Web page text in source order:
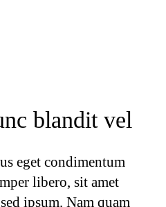
blandit vel
eget condimentum
libero, sit amet
ipsum. Nam quam